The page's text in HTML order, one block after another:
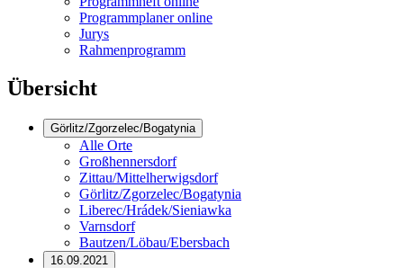
Programmplaner online
Jurys
Rahmenprogramm
Übersicht
Görlitz/Zgorzelec/Bogatynia
Alle Orte
Großhennersdorf
Zittau/Mittelherwigsdorf
Görlitz/Zgorzelec/Bogatynia
Liberec/Hrádek/Sieniawka
Varnsdorf
Bautzen/Löbau/Ebersbach
16.09.2021